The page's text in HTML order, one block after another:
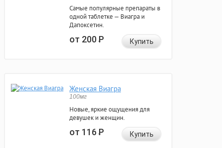
Самые популярные препараты в
одной таблетке — Виагра и
Дапоксетин.
от 200Р Купить
Женская Виагра
100мг
Новые, яркие ощущения для
девушек и женщин.
от 116Р Купить